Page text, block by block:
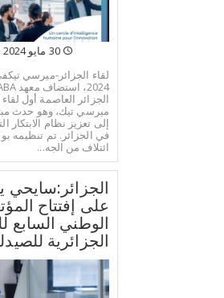
30 مايو 2024
الجزائر العاصمة أول لقاء
ميرسي تيك، وهو حدث
إلى تعزيز نظام الابتكار
في الجزائر. تم تنظيمه
ائتلاف من الجه...
على إفتتاح
الوطني السابع
الجزائرية